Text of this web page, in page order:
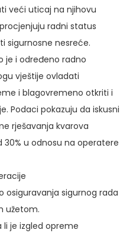
veći uticaj na njihovu
radni status
sigurnosne nesreće.
je i određeno radno
vještije ovladati
i blagovremeno otkriti i
Podaci pokazuju da iskusni
rješavanja kvarova
u odnosu na operatere
osiguravanja sigurnog rada
užetom.
li je izgled opreme